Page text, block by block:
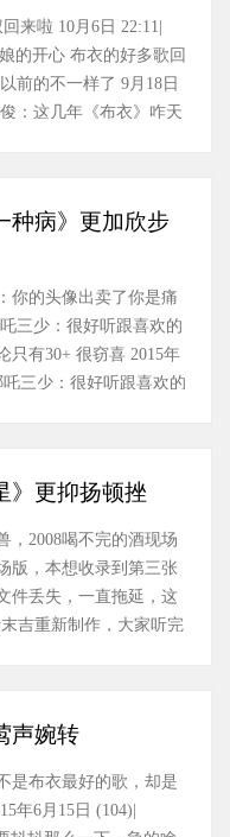
来啦 10月6日 22:11|
的开心 布衣的好多歌回
前的不一样了 9月18日
：这几年《布衣》咋天
种病》更加欣步
你的头像出卖了你是痛
三少：很好听跟喜欢的
只有30+ 很窃喜 2015年
吒三少：很好听跟喜欢的
》更抑扬顿挫
，2008喝不完的酒现场
版，本想收录到第三张
件丢失，一直拖延，这
吉重新制作，大家听完
声婉转
是布衣最好的歌，却是
年6月15日 (104)|